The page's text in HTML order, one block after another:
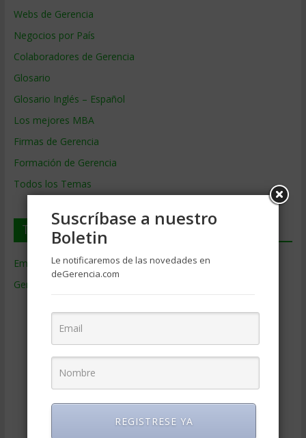
Webs de Gerencia
Negocios por País
Colaboradores de Gerencia
Glosario
Glosario Inglés – Español
Los mejores MBA
Firmas de Gerencia
Formación de Gerencia
Todos los Temas
Temas de Gerencia
Empresas de Gerencia(38)
Gerencia
Contabilidad(466)
Educacion Gerencial(454)
Estrategia Empresarial
Finanzas Corporativas(748)
Gerencia social y ambiental(223)
Gobierno Corporativo(11)
Suscríbase a nuestro
Boletin
Le notificaremos de las novedades en
deGerencia.com
REGISTRESE YA